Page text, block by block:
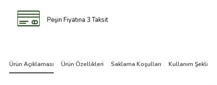
Peşin Fiyatına 3 Taksit
Ürün Açıklaması Ürün Özellikleri Saklama Koşulları Kullanım Şekli